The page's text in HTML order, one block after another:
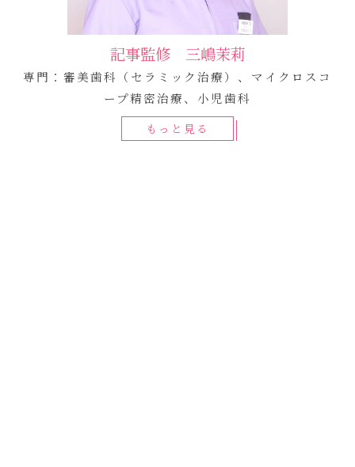
記事監修 三嶋茉莉
専門：審美歯科（セラミック治療）、マイクロスコ
ープ精密治療、小児歯科
もっと見る